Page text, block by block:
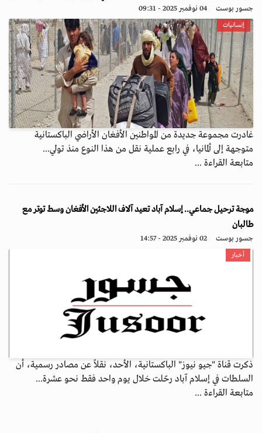
جسور بوست 04 نوفمبر 2025 - 09:31
إنسانيات
غادرت مجموعة جديدة من المواطنين الأفغان الأراضي الباكستانية
متوجهة إلى ألمانيا، في رابع عملية نقل من هذا النوع منذ تولي...
متابعة القراءة ...
موجة ترحيل جماعي.. إسلام آباد تعيد آلاف اللاجئين الأفغان وسط توتر مع
طالبان
جسور بوست 02 نوفمبر 2025 - 14:57
أخبار
ذكرت قناة "جيو نيوز" الباكستانية، الأحد، نقلاً عن مصادر رسمية، أن
السلطات في إسلام آباد رحّلت خلال يوم واحد فقط نحو عشرة...
متابعة القراءة ...